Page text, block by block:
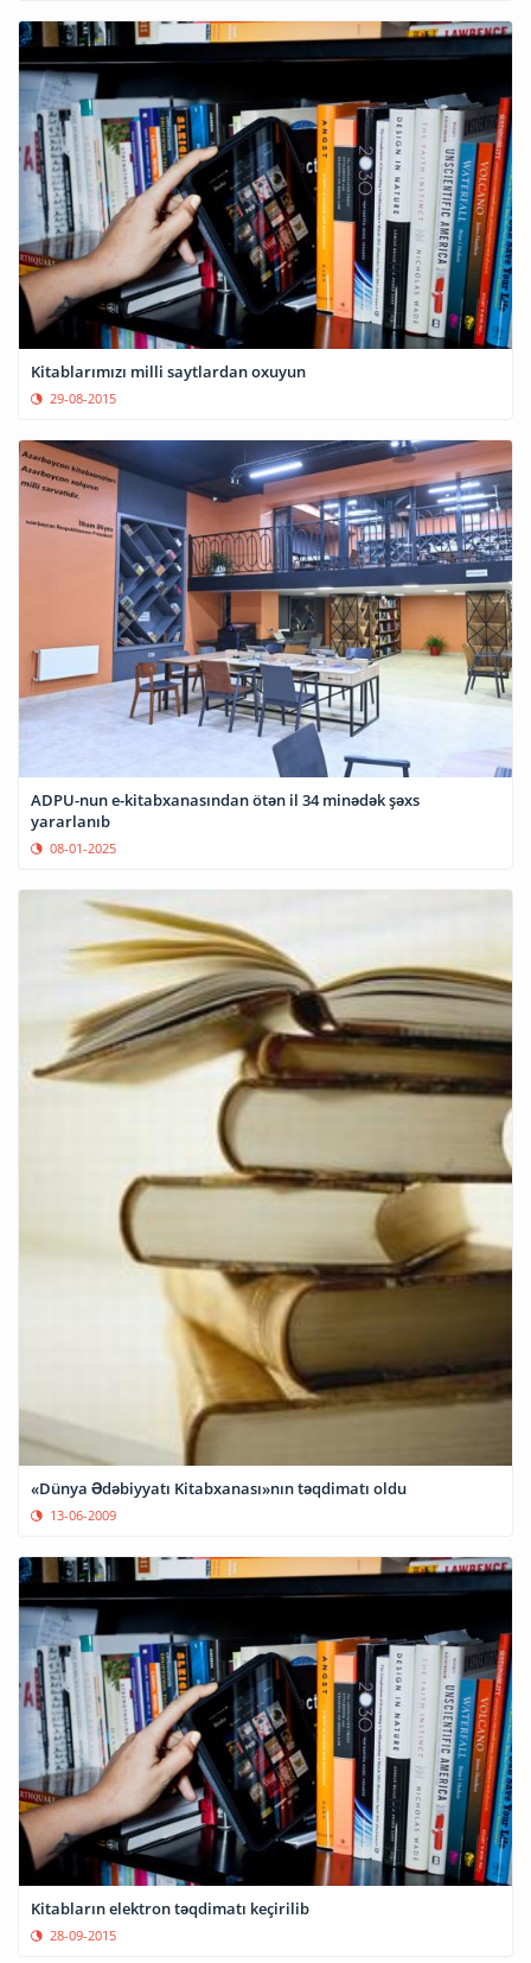
Kitablarımızı milli saytlardan oxuyun
29-08-2015
ADPU-nun e-kitabxanasından ötən il 34 minədək şəxs
yararlanıb
08-01-2025
«Dünya Ədəbiyyatı Kitabxanası»nın təqdimatı oldu
13-06-2009
Kitabların elektron təqdimatı keçirilib
28-09-2015